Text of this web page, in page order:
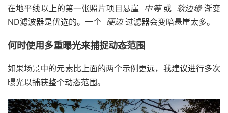
在地平线以上的第一张照片项目悬崖 中等 或 软边缘渐变
ND滤波器是优选的。一个 硬边过滤器会变暗悬崖太多。
何时使用多重曝光来捕捉动态范围
如果场景中的元素比上面的两个示例更远，我建议进行多次
曝光以捕获整个动态范围。